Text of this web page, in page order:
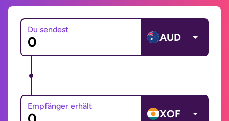
Du sendest
AUD
Empfänger erhält
XOF